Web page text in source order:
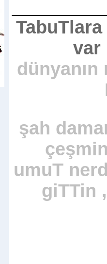
var
şah
umuT
giTTin